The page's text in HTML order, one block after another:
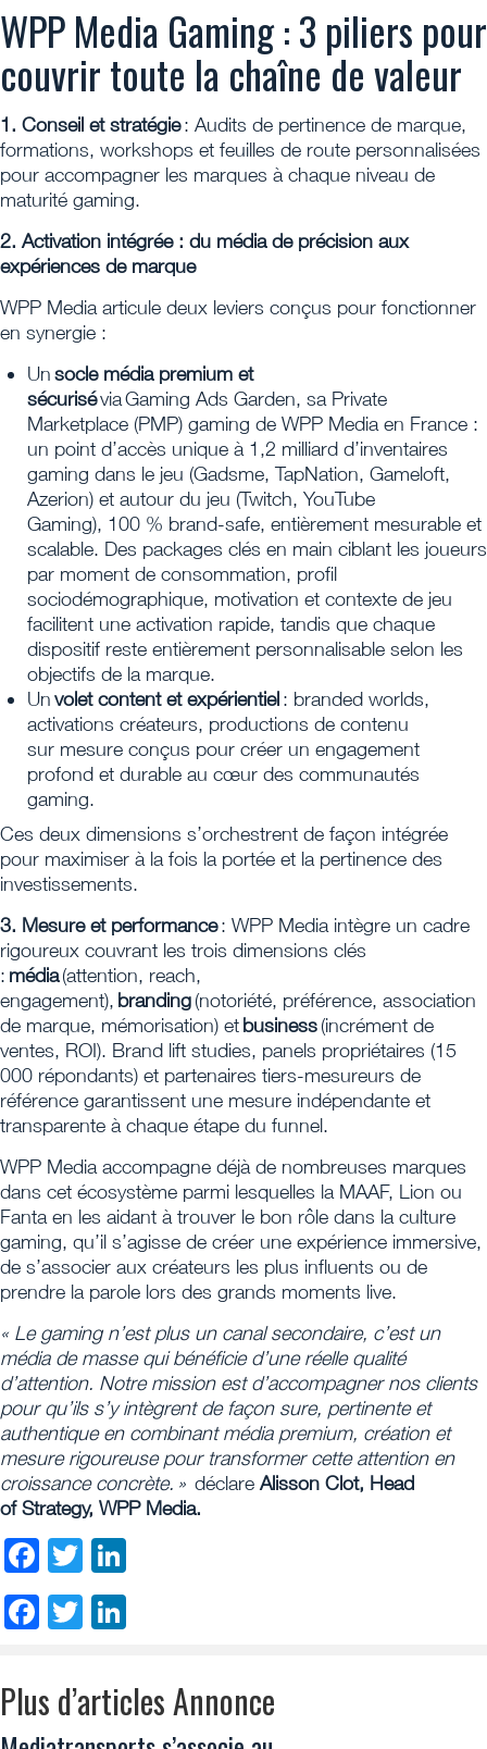
WPP Media Gaming : 3 piliers pour
couvrir toute la chaîne de valeur
1. Conseil et stratégie: Audits de pertinence de marque,
formations, workshops et feuilles de route personnalisées
pour accompagner les marques à chaque niveau de
maturité gaming.
2. Activation intégrée : du média de précision aux
expériences de marque
WPP Media articule deux leviers conçus pour fonctionner
en synergie :
Unsocle média premium et
sécurisévia Gaming Ads Garden, sa Private
Marketplace (PMP) gaming de WPP Media en France :
un point d’accès unique à 1,2 milliard d’inventaires
gaming dans le jeu (Gadsme, TapNation, Gameloft,
Azerion) et autour du jeu (Twitch, YouTube
Gaming), 100 % brand-safe, entièrement mesurable et
scalable. Des packages clés en main ciblant les joueurs
par moment de consommation, profil
sociodémographique, motivation et contexte de jeu
facilitent une activation rapide, tandis que chaque
dispositif reste entièrement personnalisable selon les
objectifs de la marque.
Unvolet content et expérientiel: branded worlds,
activations créateurs, productions de contenu
sur mesure conçus pour créer un engagement
profond et durable au cœur des communautés
gaming.
Ces deux dimensions s’orchestrent de façon intégrée
pour maximiser à la fois la portée et la pertinence des
investissements.
3. Mesure et performance: WPP Media intègre un cadre
rigoureux couvrant les trois dimensions clés
: média(attention, reach,
engagement), branding(notoriété, préférence, association
de marque, mémorisation) etbusiness(incrément de
ventes, ROI). Brand lift studies, panels propriétaires (15
000 répondants) et partenaires tiers-mesureurs de
référence garantissent une mesure indépendante et
transparente à chaque étape du funnel.
WPP Media accompagne déjà de nombreuses marques
dans cet écosystème parmi lesquelles la MAAF, Lion ou
Fanta en les aidant à trouver le bon rôle dans la culture
gaming, qu’il s’agisse de créer une expérience immersive,
de s’associer aux créateurs les plus influents ou de
prendre la parole lors des grands moments live.
« Le gaming n’est plus un canal secondaire, c’est un
média de masse qui bénéficie d’une réelle qualité
d’attention. Notre mission est d’accompagner nos clients
pour qu’ils s’y intègrent de façon sure, pertinente et
authentique en combinant média premium, création et
mesure rigoureuse pour transformer cette attention en
croissance concrète. » déclare Alisson Clot, Head
of Strategy, WPP Media.
Facebook
Twitter
Facebook
Twitter
Plus d’articles Annonce